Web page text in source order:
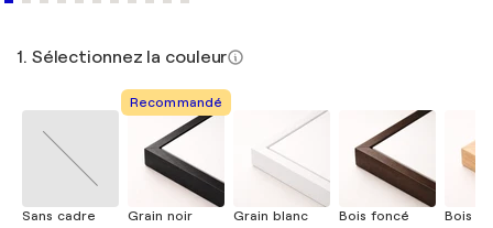
1. Sélectionnez la couleur
Sans cadre
Recommandé
Grain noir
Grain blanc
Bois foncé
Bois